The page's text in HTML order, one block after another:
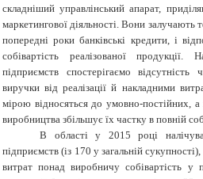
складніший управлінський апарат,
маркетингової діяльності. Вони залучають
попередні роки банківські кредити, і
собівартість реалізованої
підприємств спостерігаємо відсутність
виручки від реалізації й накладними
мірою відносяться до умовно-постійних, а
виробництва збільшує їх частку в повній
В області у 2015 році
підприємств (із 170 у загальній
витрат понад виробничу собівартість у